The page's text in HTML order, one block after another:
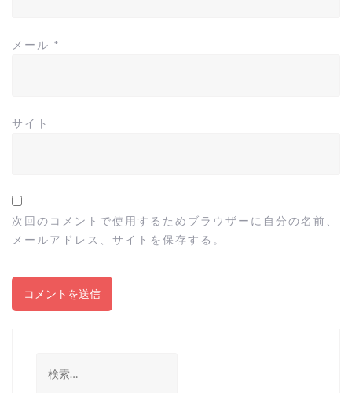
メール *
サイト
次回のコメントで使用するためブラウザーに自分の名前、
メールアドレス、サイトを保存する。
索